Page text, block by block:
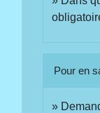
Pour en